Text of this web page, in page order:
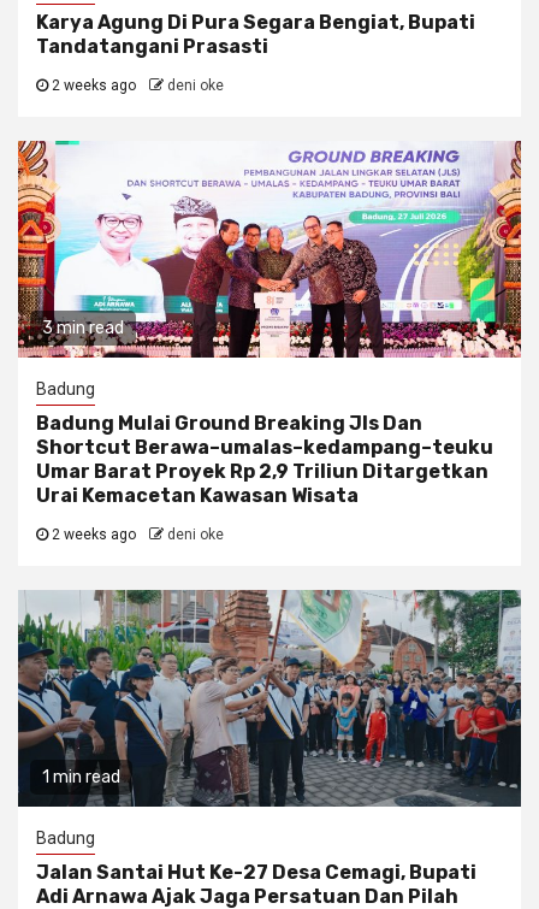
Karya Agung Di Pura Segara Bengiat, Bupati
Tandatangani Prasasti
2 weeks ago deni oke
3 min read
Badung
Badung Mulai Ground Breaking Jls Dan
Shortcut Berawa–umalas–kedampang–teuku
Umar Barat Proyek Rp 2,9 Triliun Ditargetkan
Urai Kemacetan Kawasan Wisata
2 weeks ago deni oke
1 min read
Badung
Jalan Santai Hut Ke-27 Desa Cemagi, Bupati
Adi Arnawa Ajak Jaga Persatuan Dan Pilah